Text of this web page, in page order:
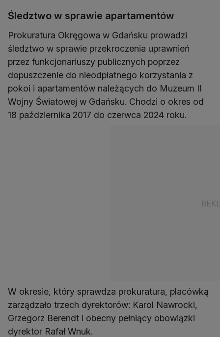
Śledztwo w sprawie apartamentów
Prokuratura Okręgowa w Gdańsku prowadzi
śledztwo w sprawie przekroczenia uprawnień
przez funkcjonariuszy publicznych poprzez
dopuszczenie do nieodpłatnego korzystania z
pokoi i apartamentów należących do Muzeum II
Wojny Światowej w Gdańsku. Chodzi o okres od
18 października 2017 do czerwca 2024 roku.
W okresie, który sprawdza prokuratura, placówką
zarządzało trzech dyrektorów: Karol Nawrocki,
Grzegorz Berendt i obecny pełniący obowiązki
dyrektor Rafał Wnuk.